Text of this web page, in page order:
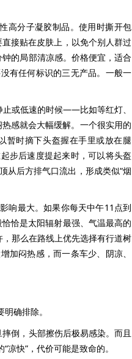
高分子凝胶制品。使用时撕开包
接贴在皮肤上，以免个别人群过
的局部清凉感。价格便宜，适合
有任何标识的三无产品。一般一
或低速的时候——比如等红灯、
感就会大幅缓解。一个很实用的
暂时摘下头盔握在手里或放在腿
步后速度提起来时，可以将头盔
从后方排气口流出，形成类似“烟
响最大。如果你每天中午11点到
恰是太阳辐射最强、气温最高的
那么在路线上优先选择有行道树
加闷热感，而一条车少、阴凉、
确排除。
倒，头部擦伤后极易感染。而且
快”，代价可能是致命的。